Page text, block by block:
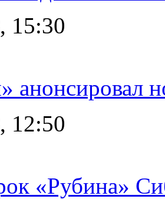
15:30
анонсировал
12:50
«Рубина»